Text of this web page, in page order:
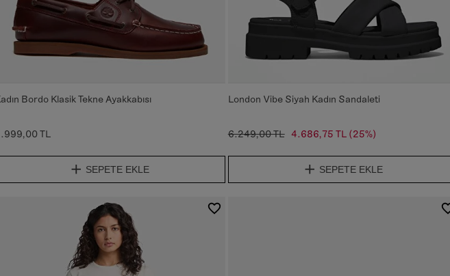
Bordo Klasik Tekne Ayakkabısı
TL
SEPETE EKLE
London Vibe Siyah Kadın Sandaleti
6.249,00 TL 4.686,75 TL (25%)
SEPETE EKLE